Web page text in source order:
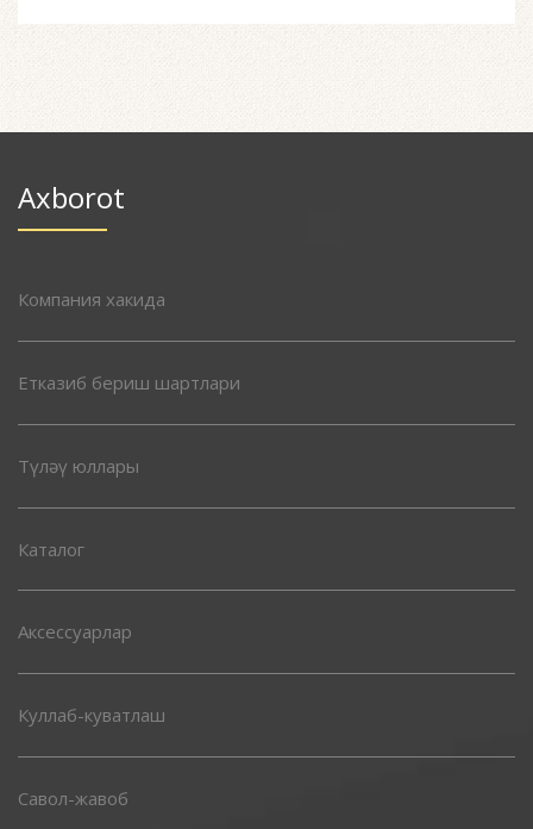
Axborot
Компания хакида
Етказиб бериш шартлари
Түләү юллары
Каталог
Аксессуарлар
Куллаб-куватлаш
Савол-жавоб